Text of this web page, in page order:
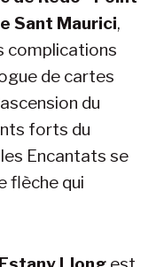
Sant Maurici,
complications
de cartes
du
forts du
Encantats se
flèche qui